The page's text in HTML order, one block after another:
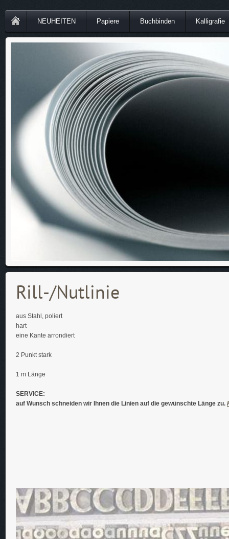
NEUHEITEN Papiere Buchbinden Kalligrafie
Rill-/Nutlinie
aus Stahl, poliert
hart
eine Kante arrondiert
2 Punkt stark
1 m Länge
SERVICE:
auf Wunsch schneiden wir Ihnen die Linien auf die gewünschte Länge zu.